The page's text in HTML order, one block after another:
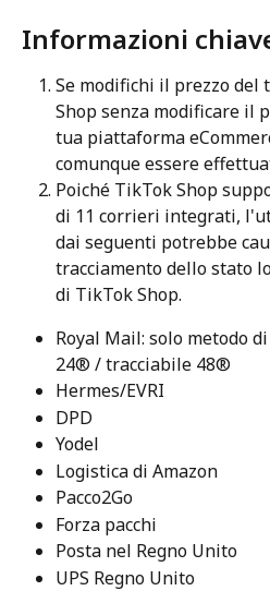
Informazioni
Se modifichi il prezzo del
Shop senza modificare il
tua piattaforma
comunque essere
Poiché TikTok Shop
di 11 corrieri integrati,
dai seguenti potrebbe
tracciamento dello stato
di TikTok Shop.
Royal Mail: solo metodo
24® / tracciabile 48®
Hermes/EVRI
DPD
Yodel
Logistica di Amazon
Pacco2Go
Forza pacchi
Posta nel Regno Unito
UPS Regno Unito